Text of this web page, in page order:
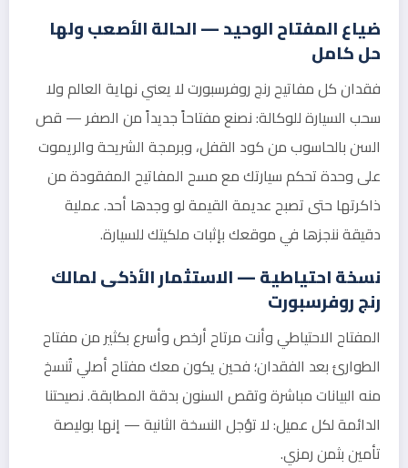
ضياع المفتاح الوحيد — الحالة الأصعب ولها
حل كامل
فقدان كل مفاتيح رنج روفرسبورت لا يعني نهاية العالم ولا
سحب السيارة للوكالة: نصنع مفتاحاً جديداً من الصفر — قص
السن بالحاسوب من كود القفل، وبرمجة الشريحة والريموت
على وحدة تحكم سيارتك مع مسح المفاتيح المفقودة من
ذاكرتها حتى تصبح عديمة القيمة لو وجدها أحد. عملية
دقيقة ننجزها في موقعك بإثبات ملكيتك للسيارة.
نسخة احتياطية — الاستثمار الأذكى لمالك
رنج روفرسبورت
المفتاح الاحتياطي وأنت مرتاح أرخص وأسرع بكثير من مفتاح
الطوارئ بعد الفقدان؛ فحين يكون معك مفتاح أصلي تُنسخ
منه البيانات مباشرة وتقص السنون بدقة المطابقة. نصيحتنا
الدائمة لكل عميل: لا تؤجل النسخة الثانية — إنها بوليصة
تأمين بثمن رمزي.